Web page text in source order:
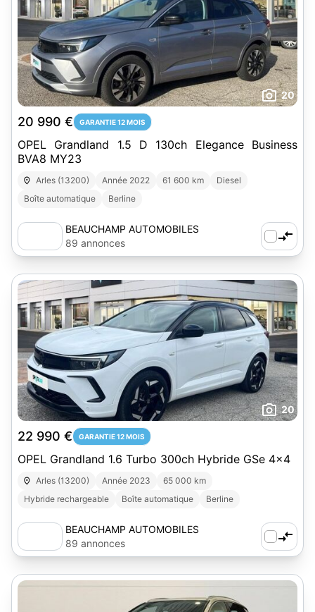
20
20 990 € GARANTIE 12 MOIS
OPEL Grandland 1.5 D 130ch Elegance Business
BVA8 MY23
Arles (13200) Année 2022 61 600 km
Diesel
Boîte automatique
Berline
BEAUCHAMP AUTOMOBILES
89 annonces
20
22 990 € GARANTIE 12 MOIS
OPEL Grandland 1.6 Turbo 300ch Hybride GSe 4x4
Arles (13200) Année 2023
65 000 km
Hybride rechargeable
Boîte automatique Berline
BEAUCHAMP AUTOMOBILES
89 annonces